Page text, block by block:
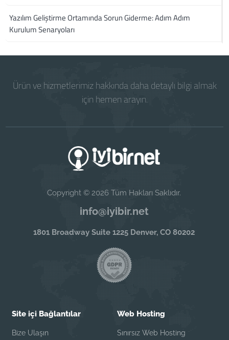
Yazılım Geliştirme Ortamında Sorun Giderme: Adım Adım
Kurulum Senaryoları
Ürün ve hizmetlerimiz hakkında daha detaylı bilgi almak
için hemen arayın.
Copyright © 2026 Tüm Hakları Saklıdır.
info@iyibir.net
1801 Broadway Suite 1225 Denver, CO 80202
Site içi Bağlantılar
Bize Ulaşın
Web Hosting
Sınırsız Web Hosting